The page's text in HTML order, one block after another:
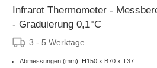
Infrarot Thermometer -
- Graduierung 0,1°C
3 - 5 Werktage
Abmessungen (mm): H150 x B70 x T37